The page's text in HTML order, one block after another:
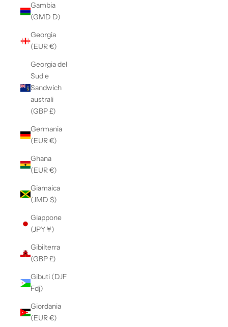
Gambia
(GMD D)
Georgia
(EUR €)
Georgia del
Sud e
Sandwich
australi
(GBP £)
Germania
(EUR €)
Ghana
(EUR €)
Giamaica
(JMD $)
Giappone
(JPY ¥)
Gibilterra
(GBP £)
Gibuti (DJF
Fdj)
Giordania
(EUR €)